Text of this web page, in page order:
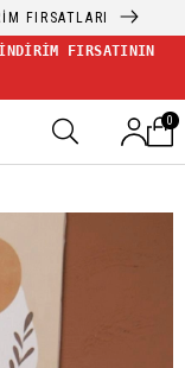
FIRSATLARI
FIRSATININ
0